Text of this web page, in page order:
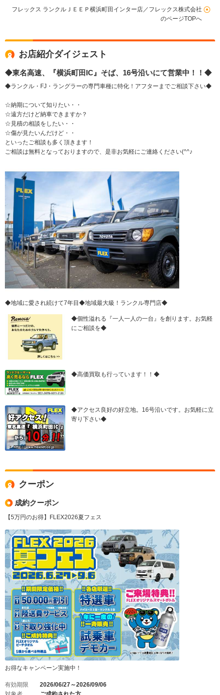
フレックス ランクルＪＥＥＰ横浜町田インター店／フレックス株式会社
のページTOPへ
お店紹介ダイジェスト
◆東名高速、『横浜町田IC』そば、16号沿いにて営業中！！◆
◆ランクル・FJ・ラングラーの専門車種に特化！アフターまでご相談下さい◆
☆納期について知りたい・・
☆遠方だけど納車できますか？
☆見積の相談をしたい・・
☆傷が見たいんだけど・・
といったご相談も多く頂きます！
ご相談は無料となっておりますので、是非お気軽にご連絡ください(^^♪
◆地域に愛され続けて7年目◆地域最大級！ランクル専門店◆
◆個性溢れる『一人一人の一台』を創ります。お気軽
にご相談を◆
◆高価買取も行っています！！◆
◆アクセス良好の好立地。16号沿いです。お気軽に立
寄り下さい◆
クーポン
成約クーポン
【5万円のお得】FLEX2026夏フェス
お得なキャンペーン実施中！
有効期限
2026/06/27～2026/09/06